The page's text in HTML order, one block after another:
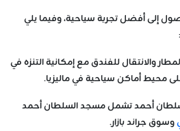
إلى أفضل تجربة سياحية، وفيما يلي
:
والانتقال للفندق مع إمكانية التنزه في
محيط أماكن سياحية في ماليزيا.
أحمد تشمل مسجد السلطان أحمد
وسوق جراند بازار.